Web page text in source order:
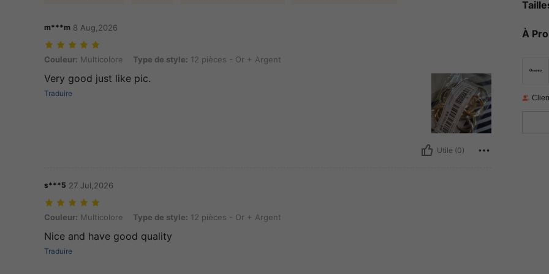
m***m 8 Aug,2026
Couleur: Multicolore, Type de style: 12 pièces - Or + Argent
Couleur: Multicolore Type de style: 12 pièces - Or + Argent
Very good just like pic.
Traduire
Utile (0)
s***5 27 Jul,2026
Couleur: Multicolore, Type de style: 12 pièces - Or + Argent
Couleur: Multicolore Type de style: 12 pièces - Or + Argent
Nice and have good quality
Traduire
À